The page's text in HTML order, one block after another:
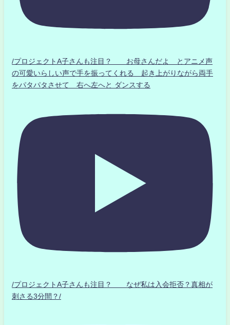
/プロジェクトA子さんも注目？ お母さんだよ とアニメ声
の可愛いらしい声で手を振ってくれる 起き上がりながら両手
をパタパタさせて 右へ左へと ダンスする
/プロジェクトA子さんも注目？ なぜ私は入会拒否？真相が
刺さる3分間？/